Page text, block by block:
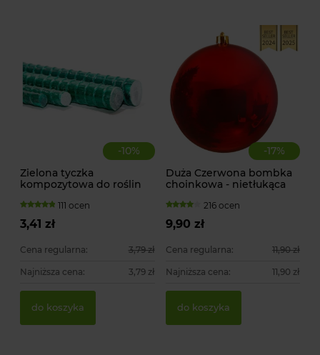
-10%
Zielona tyczka
kompozytowa do roślin
111 ocen
3,41 zł
Cena regularna: 3,79 zł
Najniższa cena: 3,79 zł
do koszyka
-17%
Duża Czerwona bombka
choinkowa - nietłukąca
216 ocen
9,90 zł
Cena regularna: 11,90 zł
Najniższa cena: 11,90 zł
do koszyka